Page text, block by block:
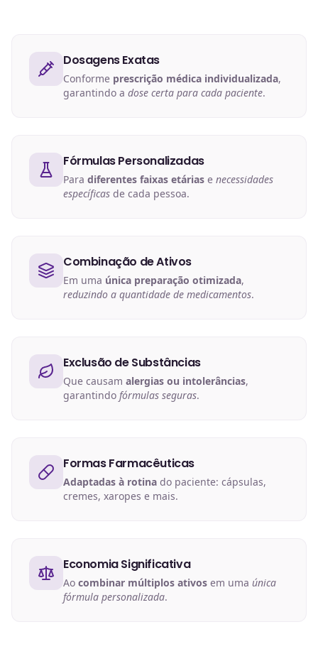
Dosagens Exatas
Conforme prescrição médica individualizada,
garantindo a dose certa para cada paciente.
Fórmulas Personalizadas
Para diferentes faixas etárias e necessidades
específicas de cada pessoa.
Combinação de Ativos
Em uma única preparação otimizada,
reduzindo a quantidade de medicamentos.
Exclusão de Substâncias
Que causam alergias ou intolerâncias,
garantindo fórmulas seguras.
Formas Farmacêuticas
Adaptadas à rotina do paciente: cápsulas,
cremes, xaropes e mais.
Economia Significativa
Ao combinar múltiplos ativos em uma única
fórmula personalizada.